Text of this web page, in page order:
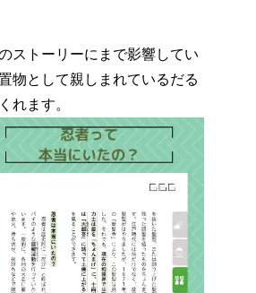
ストーリーにまで影響してい
物として親しまれているだる
れます。